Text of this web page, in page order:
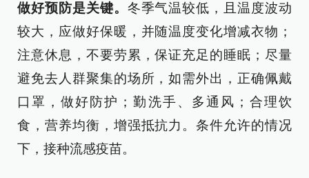
做好预防是关键。 冬季气温较低，且温度波动
较大，应做好保暖，并随温度变化增减衣物；
注意休息，不要劳累，保证充足的睡眠；尽量
避免去人群聚集的场所，如需外出，正确佩戴
口罩，做好防护；勤洗手、多通风；合理饮
食，营养均衡，增强抵抗力。条件允许的情况
下，接种流感疫苗。